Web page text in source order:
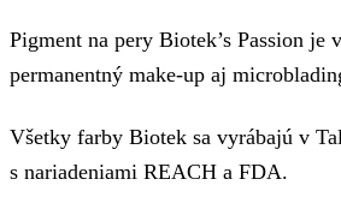
Pigment na pery Biotek’s Passion je
permanentný make-up aj
Všetky farby Biotek sa vyrábajú v
s nariadeniami REACH a FDA.